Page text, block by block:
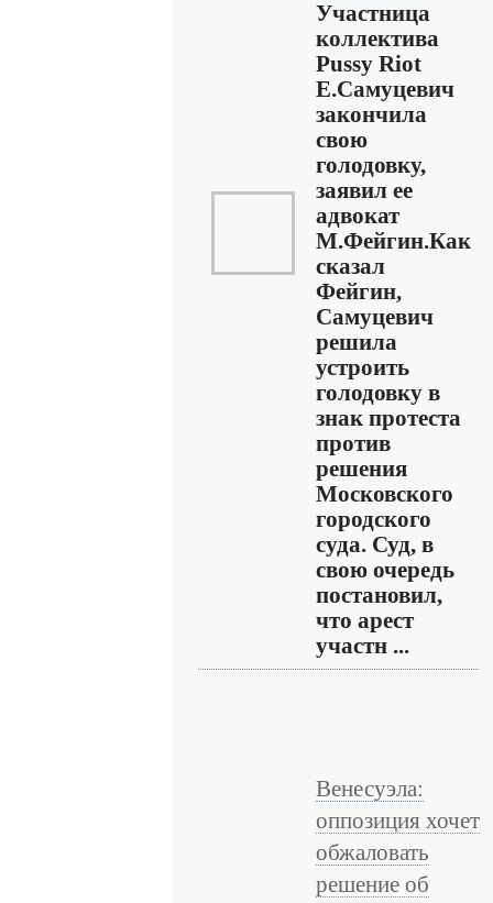
Участница
коллектива
Pussy Riot
Е.Самуцевич
закончила
свою
голодовку,
заявил ее
адвокат
М.Фейгин.Как
сказал
Фейгин,
Самуцевич
решила
устроить
голодовку в
знак протеста
против
решения
Московского
городского
суда. Суд, в
свою очередь
постановил,
что арест
участн ...
Венесуэла:
оппозиция хочет
обжаловать
решение об